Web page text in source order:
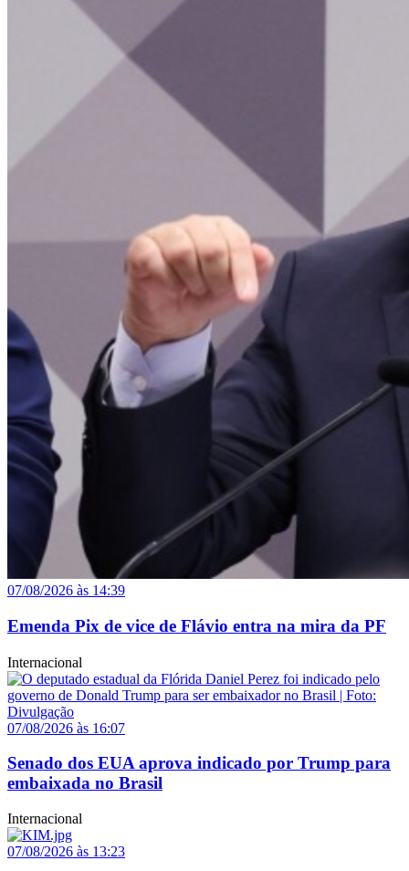
07/08/2026 às 14:39
Emenda Pix de vice de Flávio entra na mira da PF
Internacional
07/08/2026 às 16:07
Senado dos EUA aprova indicado por Trump para
embaixada no Brasil
Internacional
07/08/2026 às 13:23